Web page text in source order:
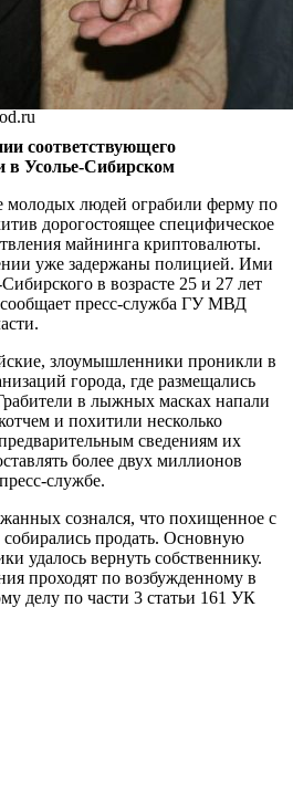
соответствующего
в Усолье-Сибирском
молодых людей ограбили ферму по
дорогостоящее специфическое
майнинга криптовалюты.
уже задержаны полицией. Ими
в возрасте 25 и 27 лет
сообщает пресс-служба ГУ МВД
злоумышленники проникли в
города, где размещались
в лыжных масках напали
и похитили несколько
сведениям их
более двух миллионов
службе.
сознался, что похищенное с
продать. Основную
удалось вернуть собственнику.
проходят по возбужденному в
делу по части 3 статьи 161 УК